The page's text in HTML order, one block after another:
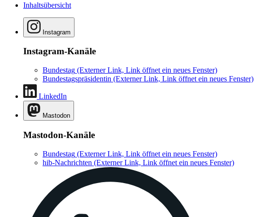
Inhaltsübersicht
Instagram
Instagram-Kanäle
Bundestag (Externer Link, Link öffnet ein neues Fenster)
Bundestagspräsidentin (Externer Link, Link öffnet ein neues Fenster)
LinkedIn
Mastodon
Mastodon-Kanäle
Bundestag (Externer Link, Link öffnet ein neues Fenster)
hib-Nachrichten (Externer Link, Link öffnet ein neues Fenster)